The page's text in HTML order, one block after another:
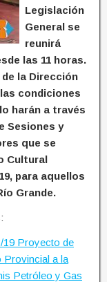
Legislación
General se
reunirá
las 11 horas.
la Dirección
las condiciones
harán a través
Sesiones y
que se
Cultural
para aquellos
Grande.
19 Proyecto de
Provincial a la
Petróleo y Gas